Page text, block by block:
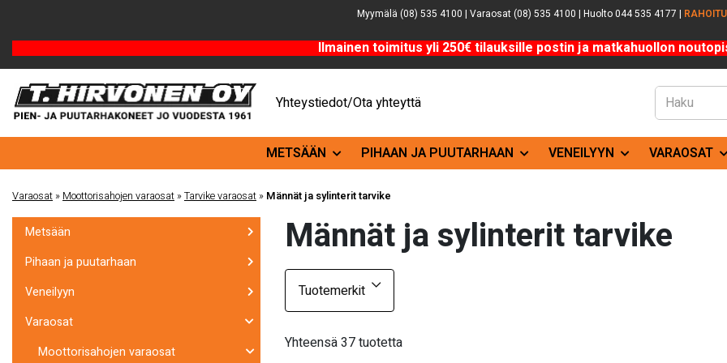
Myymälä (08) 535 4100 | Varaosat (08) 535 4100 | Huolto 044 535 4177 |
Ilmainen toimitus yli 250€ tilauksille postin ja matkahuollon
Yhteystiedot/Ota yhteyttä
METSÄÄN PIHAAN JA PUUTARHAAN VENEILYYN VARAOSAT
Varaosat » Moottorisahojen varaosat »Tarvike varaosat » Männät ja sylinterit tarvike
Metsään
Pihaan ja puutarhaan
Veneilyyn
Varaosat
Moottorisahojen varaosat
Männät ja sylinterit tarvike
Tuotemerkit
Yhteensä 37 tuotetta